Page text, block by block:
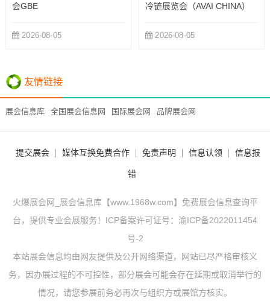
会GBE
2026-08-05
冷链展览会（AVAI CHINA）
2026-08-05
友情链接
展会信息库 全国展会信息网 国际展会网 品牌展会网
提交展会 媒体互换免费合作 免责声明 信息认领 信息报
错
火爆展会网_展会信息库【www.1968w.com】免费展会信息查询平
台，提供专业会展服务！ICP备案许可证号： 渝ICP备2022011454
号-2
本站展会信息均由网友提供及公开网络渠道，网站已尽严格审核义
务，因办展过程的不可控性，部分展会可能会存在延期或取消举行的
情况，请您参展前务必再次与组织方或展馆方核实。